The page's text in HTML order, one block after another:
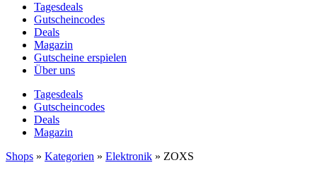
Tagesdeals
Gutscheincodes
Deals
Magazin
Gutscheine erspielen
Über uns
Tagesdeals
Gutscheincodes
Deals
Magazin
Shops » Kategorien » Elektronik » ZOXS